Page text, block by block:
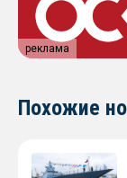
реклама
Похожие